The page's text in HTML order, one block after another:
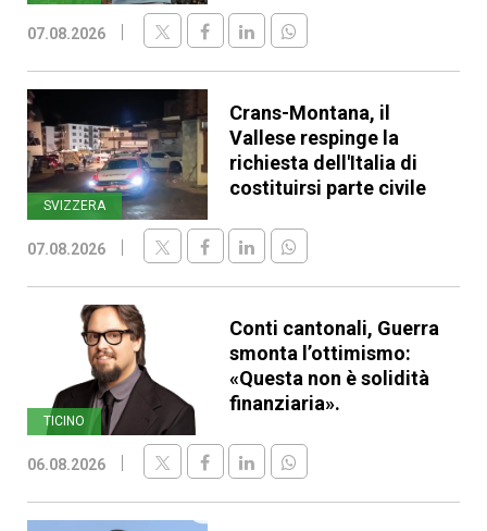
07.08.2026
SVIZZERA
Crans-Montana, il
Vallese respinge la
richiesta dell'Italia di
costituirsi parte civile
07.08.2026
TICINO
Conti cantonali, Guerra
smonta l’ottimismo:
«Questa non è solidità
finanziaria».
06.08.2026